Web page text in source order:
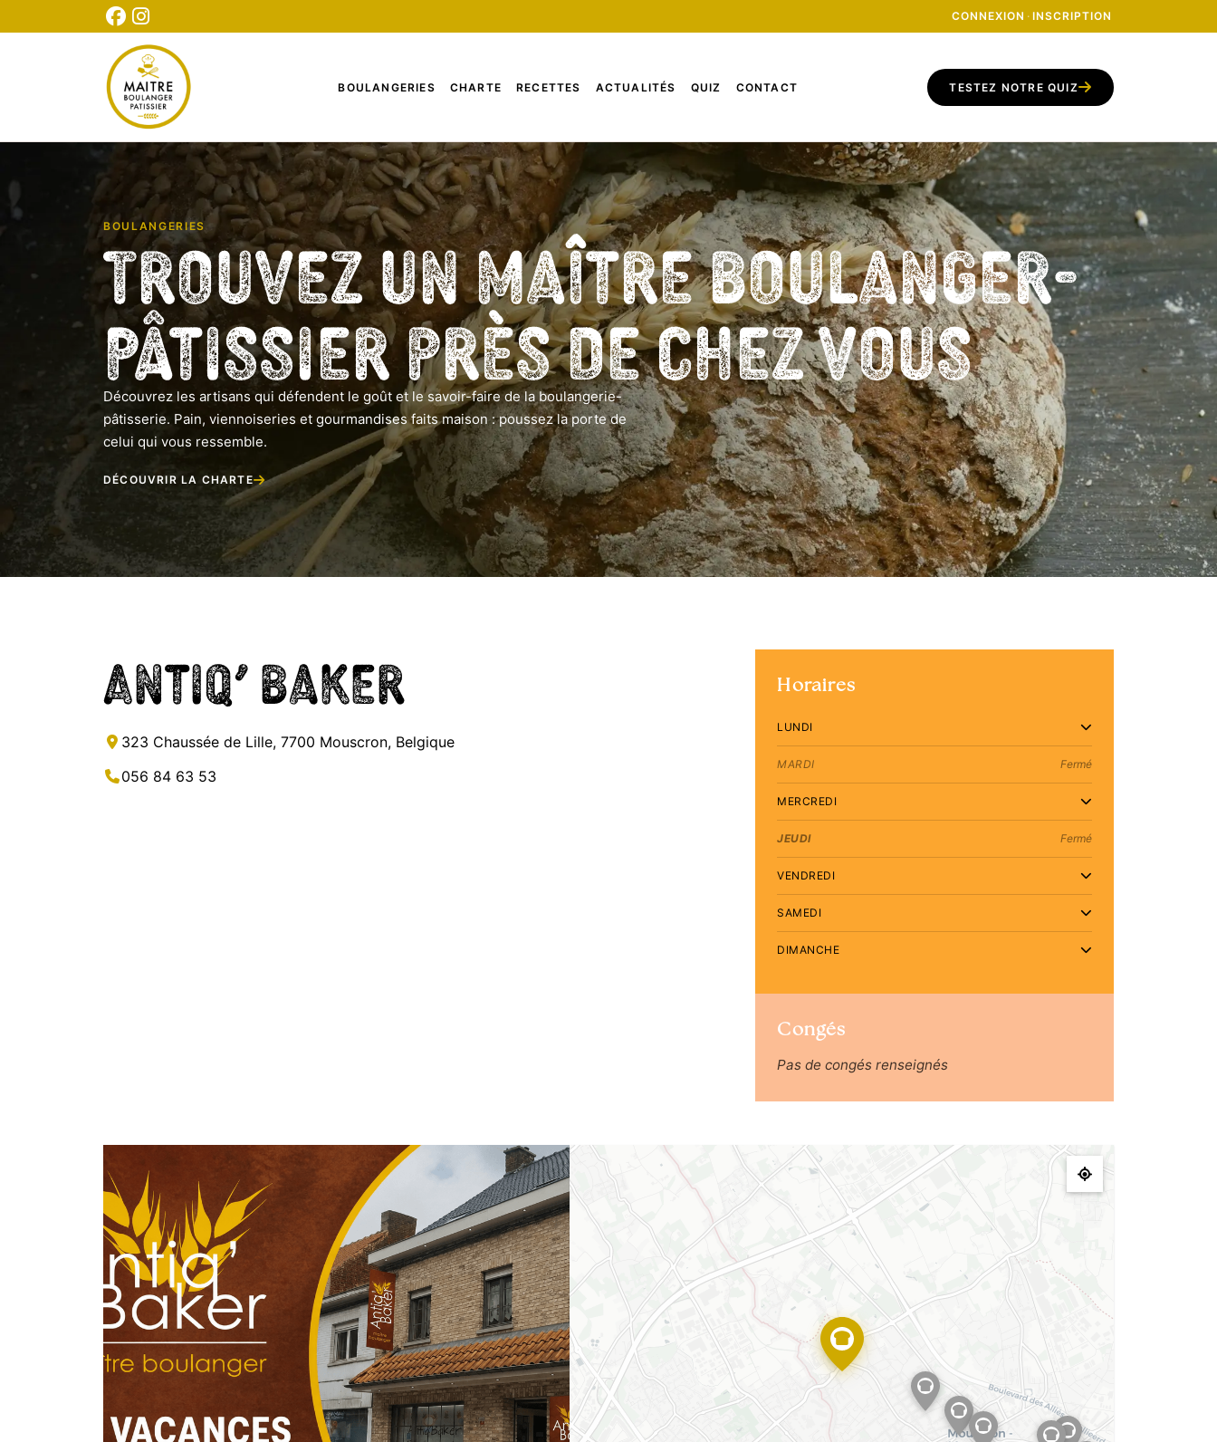
CONNEXION · INSCRIPTION
BOULANGERIES CHARTE RECETTES ACTUALITÉS QUIZ CONTACT TESTEZ NOTRE QUIZ
INSCRIPTION
TESTEZ NOTRE QUIZ
BOULANGERIES
Trouvez un Maître Boulanger-
Pâtissier près de chez vous
Découvrez les artisans qui défendent le goût et le savoir-faire de la boulangerie-
pâtisserie. Pain, viennoiseries et gourmandises faits maison : poussez la porte de
celui qui vous ressemble.
DÉCOUVRIR LA CHARTE
Antiq’ Baker
323 Chaussée de Lille, 7700 Mouscron, Belgique
056 84 63 53
Horaires
LUNDI
MARDI Fermé
MERCREDI
JEUDI Fermé
VENDREDI
SAMEDI
DIMANCHE
Congés
Pas de congés renseignés